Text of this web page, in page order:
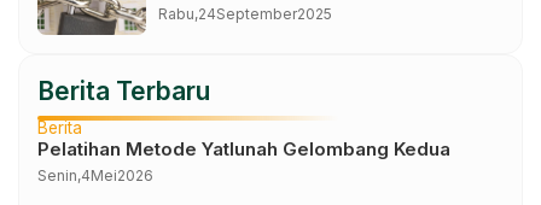
Rabu,24September2025
Berita Terbaru
Berita
Pelatihan Metode Yatlunah Gelombang Kedua
Senin,4Mei2026